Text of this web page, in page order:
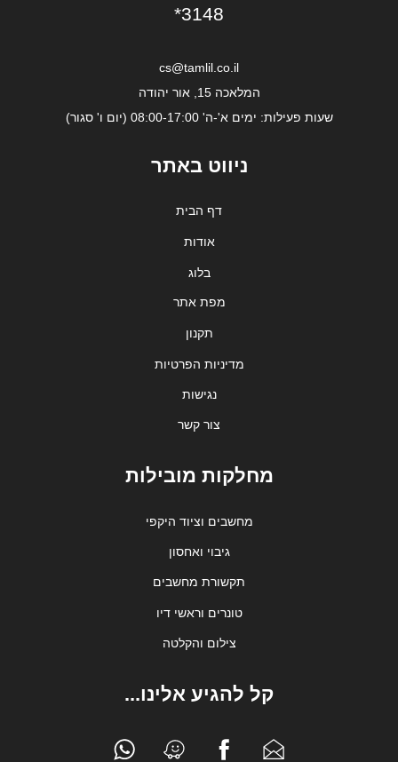
*3148
cs@tamlil.co.il
המלאכה 15, אור יהודה
שעות פעילות: ימים א'-ה' 08:00-17:00 (יום ו' סגור)
ניווט באתר
דף הבית
אודות
בלוג
מפת אתר
תקנון
מדיניות הפרטיות
נגישות
צור קשר
מחלקות מובילות
מחשבים וציוד היקפי
גיבוי ואחסון
תקשורת מחשבים
טונרים וראשי דיו
צילום והקלטה
קל להגיע אלינו...